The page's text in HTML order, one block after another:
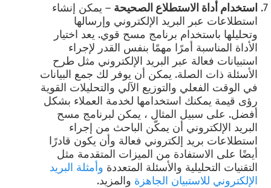
استخدام أداة الاستطلاع الصحيحة – يمكن إنشاء
استطلاعات عبر البريد الإلكتروني وإرسالها
وتحليلها باستخدام برنامج مسح قوي. يعد اختيار
الأداة المناسبة أمرًا مهمًا بنفس القدر لإجراء
استبيانات فعالة عبر البريد الإلكتروني مثل طرح
الأسئلة ذات الصلة. يمكن أن يوفر لك جمع البيانات
في الوقت الفعلي والتوزيع الآلي والتحليلات القوية
رؤى قيمة يمكنك استخدامها لخدمة العملاء بشكل
أفضل. على سبيل المثال ، يمكن لبرنامج مسح
البريد الإلكتروني أن يمكّن الباحث من إجراء
استطلاعات بريد إلكتروني فعالة وأن يكون قادرًا
أيضًا على الاستفادة من الميزات المتقدمة مثل
التقنيات التحليلية والأسئلة المتعددة وأمثلة البريد
الإلكتروني للاستبيان الجاهزة والمزيد.